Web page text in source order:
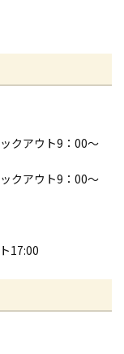
クアウト9：00～
クアウト9：00～
17:00